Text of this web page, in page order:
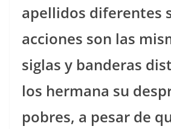
apellidos diferentes
acciones son las
siglas y banderas
los hermana su
pobres, a pesar de